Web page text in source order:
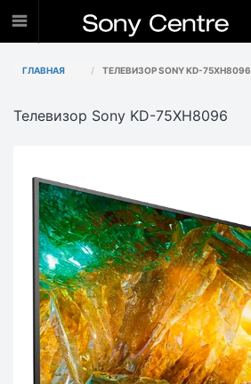
ГЛАВНАЯ ТЕЛЕВИЗОР SONY KD-75XH8096
Телевизор Sony KD-75XH8096